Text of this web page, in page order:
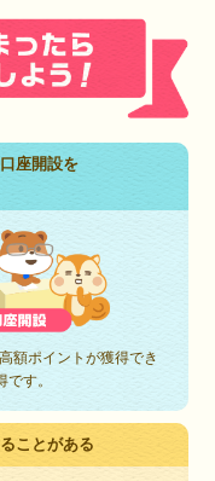
座開設を
額ポイントが獲得でき
す。
ことがある